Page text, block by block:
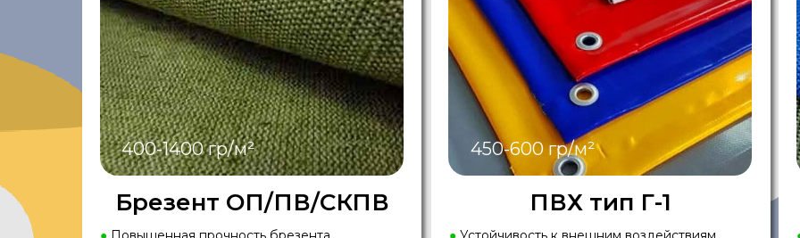
ПВХ тип Г-1
Брезент ОП/ПВ/СКПВ
400-1400 гр/м² 450-600 гр/м²